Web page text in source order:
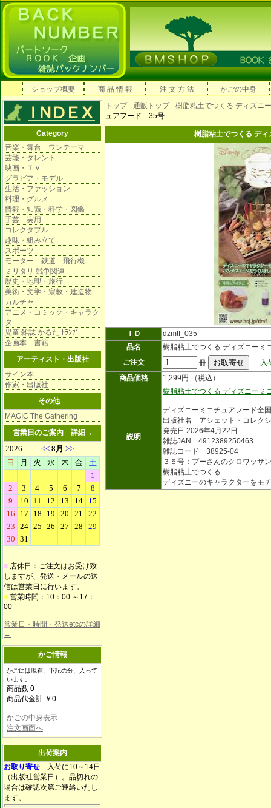
ショップ概要 商 品 情 報 注 文 方 法 かごの中身
Category
音楽・舞台 ワンテーマ
芸能・タレント
映画・ＴＶ
グラビア・モデル
生活・ファッション
料理・グルメ
情報・知識・科学・図鑑
手芸 実用
コレクタブル
趣味・組み立て
スポーツ
モーター 鉄道 飛行機
ミリタリ 戦争関連
歴史・地理・旅行
美術・文学・宗教・建造物
カルチャ
アニメ・コミック・キャラク
タ
児童 雑誌 かるた ﾄﾗﾝﾌﾟ
企画本 書籍
アーティスト・出版社
サイン本
作家・出版社
その他
MAGIC The Gathering
営業日のご案内 詳細→
■ 店休日：ご注文はお受け致
しますが、発送・メールの送
信は営業日に行います。
■ 営業時間：10：00.～17：
00
営業日・時間・発送etcの詳細
→
かご情報
かごには現在、下記の分、入って
います。
商品数 0
商品代金計 ￥0
かごの中身表示
注文画面へ
出荷案内
お取り寄せ 入荷に10～14日
（出版社営業日）。品切れの
場合は確認次第ご連絡いたし
ます。
トップ- 通販トップ- 樹脂粘土でつくる ディズニ
ュアフード 35号
樹脂粘土でつくる デ
ＩＤ
dzmtf_035
品名
樹脂粘土でつくる ディズニー
ご注文
冊
入
商品価格
1,299円 （税込）
説明
樹脂粘土でつくる ディズニー
ディズニーミニチュアフード全
出版社名 アシェット・コレク
発売日 2026年4月22日
雑誌JAN 4912389250463
雑誌コード 38925-04
３５号：プーさんのクロワッサン
樹脂粘土でつくる
ディズニーのキャラクターをモ